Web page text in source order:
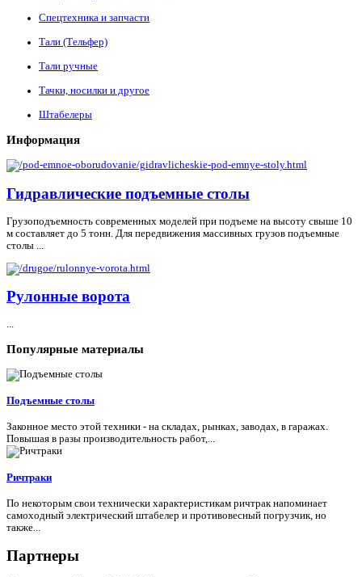
Спецтехника и запчасти
Тали (Тельфер)
Тали ручные
Тачки, носилки и другое
Штабелеры
Информация
Гидравлические подъемные столы
Грузоподъемность современных моделей при подъеме на высоту свыше 10
м составляет до 5 тонн. Для передвижения массивных грузов подъемные
столы ...
Рулонные ворота
...
Популярные материалы
Подъемные столы
Законное место этой техники - на складах, рынках, заводах, в гаражах.
Повышая в разы производительность работ,...
Ричтраки
По некоторым свои технически характеристикам ричтрак напоминает
самоходный электрический штабелер и противовесный погрузчик, но
также...
Партнеры